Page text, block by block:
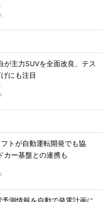
が主力SUVを全面改良、テス
にも注目
トが自動運転開発でも協
カー基盤との連携も